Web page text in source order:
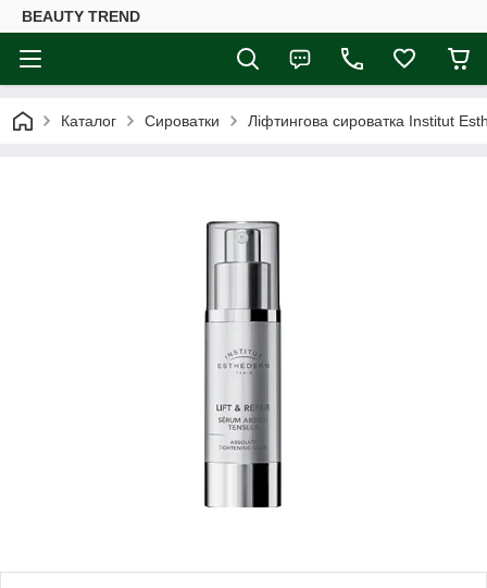
BEAUTY TREND
Каталог Сироватки Ліфтингова сироватка Institut